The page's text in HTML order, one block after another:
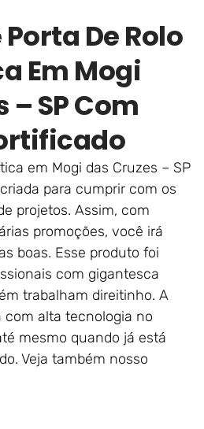
De Rolo
Em Mogi
– SP Com
em Mogi das Cruzes – SP
para cumprir com os
projetos. Assim, com
promoções, você irá
boas. Esse produto foi
com gigantesca
trabalham direitinho. A
alta tecnologia no
mesmo quando já está
Veja também nosso